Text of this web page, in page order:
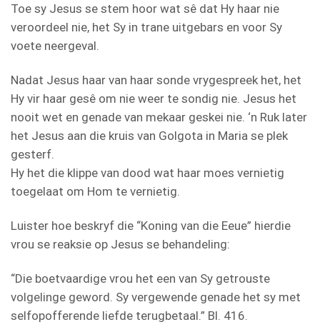
Toe sy Jesus se stem hoor wat sê dat Hy haar nie
veroordeel nie, het Sy in trane uitgebars en voor Sy
voete neergeval.
Nadat Jesus haar van haar sonde vrygespreek het, het
Hy vir haar gesê om nie weer te sondig nie. Jesus het
nooit wet en genade van mekaar geskei nie. ‘n Ruk later
het Jesus aan die kruis van Golgota in Maria se plek
gesterf.
Hy het die klippe van dood wat haar moes vernietig
toegelaat om Hom te vernietig.
Luister hoe beskryf die “Koning van die Eeue” hierdie
vrou se reaksie op Jesus se behandeling:
“Die boetvaardige vrou het een van Sy getrouste
volgelinge geword. Sy vergewende genade het sy met
selfopofferende liefde terugbetaal.” Bl. 416.